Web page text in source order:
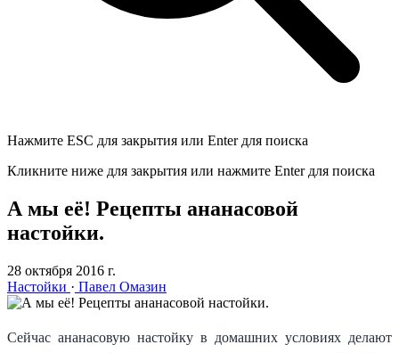
Нажмите ESC для закрытия или Enter для поиска
Кликните ниже для закрытия или нажмите Enter для поиска
А мы её! Рецепты ананасовой
настойки.
28 октября 2016 г.
Настойки · Павел Омазин
Сейчас ананасовую настойку в домашних условиях делают